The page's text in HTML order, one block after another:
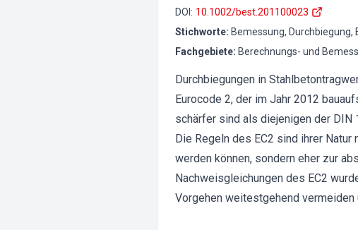
DOI : 10.1002/best.201100023
Stichworte: Bemessung, Durchbiegung,
Fachgebiete: Berechnungs- und
Durchbiegungen in
Eurocode 2, der im Jahr 2012
schärfer sind als diejenigen der DIN
Die Regeln des EC2 sind ihrer
werden können, sondern eher zur
Nachweisgleichungen des EC2
Vorgehen weitestgehend